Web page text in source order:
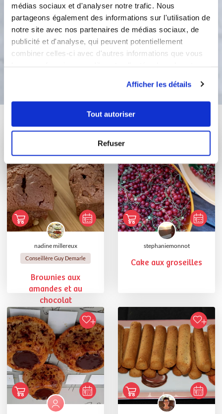
médias sociaux et d'analyser notre trafic. Nous
partageons également des informations sur l'utilisation de
notre site avec nos partenaires de médias sociaux, de
publicité et d'analyse, qui peuvent potentiellement
combiner celles-ci avec d'autres informations que vous
Afficher les détails
Tout autoriser
Refuser
de la confiture d'abricot pour la
brillance. Laisser refroidir avant de
démouler
Vous aimerez aussi ...
nadine millereux
Conseillère Guy Demarle
Brownies aux
amandes et au
chocolat
stephaniemonnot
Cake aux groseilles